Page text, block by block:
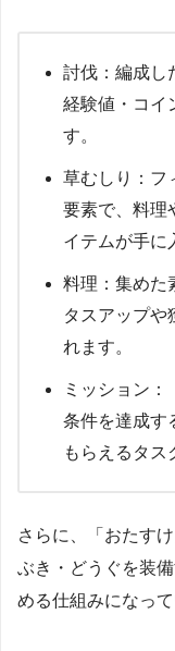
討伐：編成し
経験値・コイ
す。
草むしり：フ
要素で、料理
イテムが手に
料理：集めた
タスアップや
れます。
ミッション
条件を達成す
もらえるタス
さらに、「おたす
ぶき・どうぐを装
める仕組みになって